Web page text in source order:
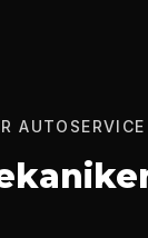
AUTOSERVICE